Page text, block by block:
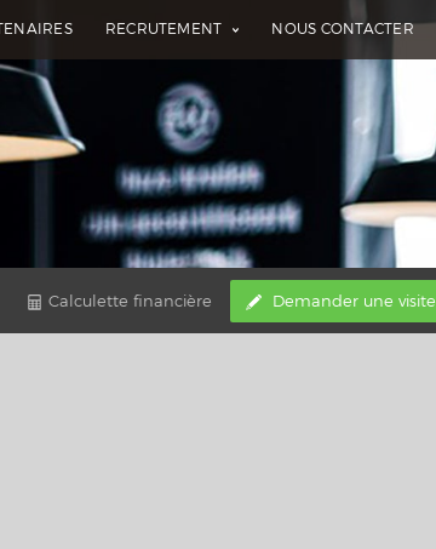
RECRUTEMENT NOUS CONTACTER
Calculette financière Demander une visite